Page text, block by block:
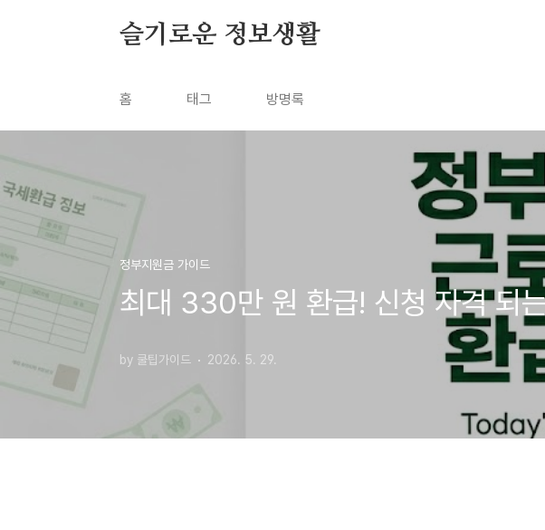
슬기로운 정보생활
홈 태그 방명록
정부지원금 가이드
최대 330만 원 환급! 신청 자격 되
by 쿨팁가이드 2026. 5. 29.